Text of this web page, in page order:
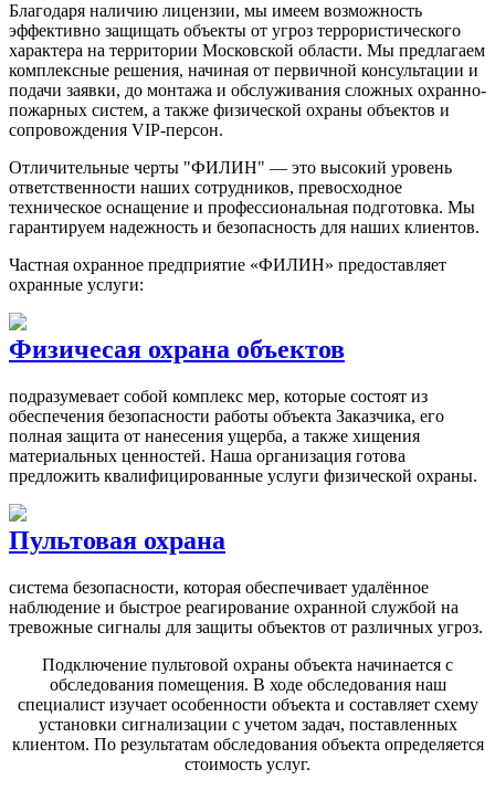
Благодаря наличию лицензии, мы имеем возможность
эффективно защищать объекты от угроз террористического
характера на территории Московской области. Мы предлагаем
комплексные решения, начиная от первичной консультации и
подачи заявки, до монтажа и обслуживания сложных охранно-
пожарных систем, а также физической охраны объектов и
сопровождения VIP-персон.
Отличительные черты "ФИЛИН" — это высокий уровень
ответственности наших сотрудников, превосходное
техническое оснащение и профессиональная подготовка. Мы
гарантируем надежность и безопасность для наших клиентов.
Частная охранное предприятие «ФИЛИН» предоставляет
охранные услуги:
Физичесая охрана объектов
подразумевает собой комплекс мер, которые состоят из
обеспечения безопасности работы объекта Заказчика, его
полная защита от нанесения ущерба, а также хищения
материальных ценностей. Наша организация готова
предложить квалифицированные услуги физической охраны.
Пультовая охрана
система безопасности, которая обеспечивает удалённое
наблюдение и быстрое реагирование охранной службой на
тревожные сигналы для защиты объектов от различных угроз.
Подключение пультовой охраны объекта начинается с
обследования помещения. В ходе обследования наш
специалист изучает особенности объекта и составляет схему
установки сигнализации с учетом задач, поставленных
клиентом. По результатам обследования объекта определяется
стоимость услуг.